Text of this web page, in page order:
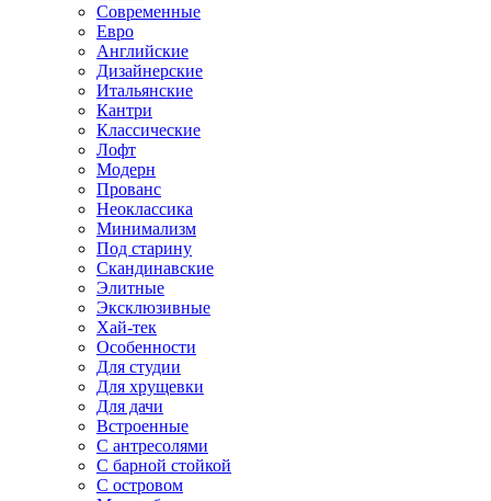
Современные
Евро
Английские
Дизайнерские
Итальянские
Кантри
Классические
Лофт
Модерн
Прованс
Неоклассика
Минимализм
Под старину
Скандинавские
Элитные
Эксклюзивные
Хай-тек
Особенности
Для студии
Для хрущевки
Для дачи
Встроенные
С антресолями
С барной стойкой
С островом